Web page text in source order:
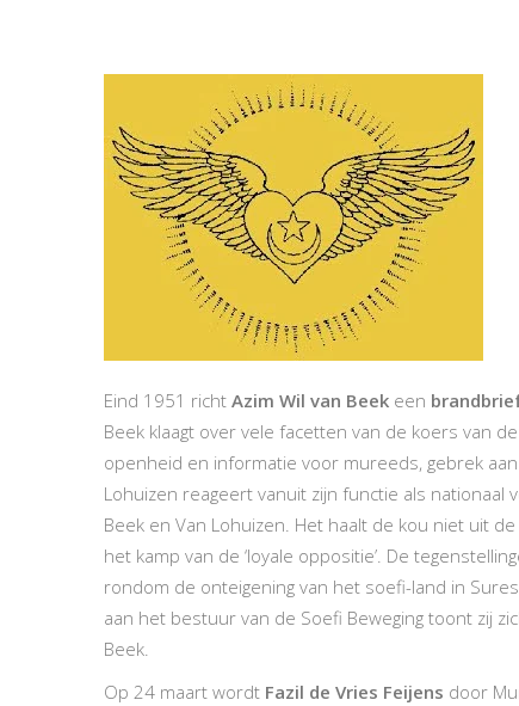
Eind 1951 richt Azim Wil van Beek een
Beek klaagt over vele facetten van de koers van
openheid en informatie voor mureeds, gebrek
Lohuizen reageert vanuit zijn functie als
Beek en Van Lohuizen. Het haalt de kou niet uit
het kamp van de ‘loyale oppositie’. De
rondom de onteigening van het soefi-land in
aan het bestuur van de Soefi Beweging toont zij
Beek.
Op 24 maart wordt Fazil de Vries Feijens door